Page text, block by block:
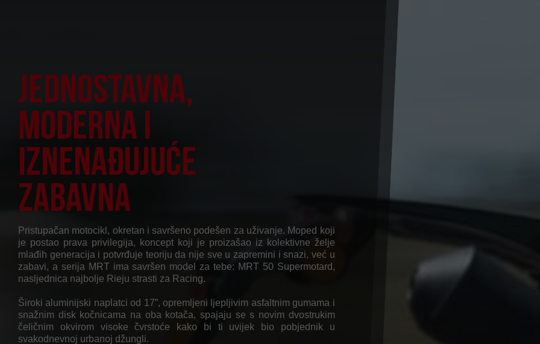
Jednostavna,
moderna i
iznenađujuće
zabavna
Pristupačan motocikl, okretan i savršeno podešen za uživanje. Moped koji
je postao prava privilegija, koncept koji je proizašao iz kolektivne želje
mlađih generacija i potvrđuje teoriju da nije sve u zapremini i snazi, već u
zabavi, a serija MRT ima savršen model za tebe: MRT 50 Supermotard,
nasljednica najbolje Rieju strasti za Racing.
Široki aluminijski naplatci od 17”, opremljeni ljepljivim asfaltnim gumama i
snažnim disk kočnicama na oba kotača, spajaju se s novim dvostrukim
čeličnim okvirom visoke čvrstoće kako bi ti uvijek bio pobjednik u
svakodnevnoj urbanoj džungli.